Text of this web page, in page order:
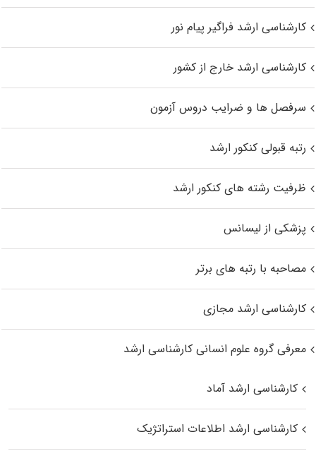
کارشناسی ارشد فراگیر پیام نور
کارشناسی ارشد خارج از کشور
سرفصل ها و ضرایب دروس آزمون
رتبه قبولی کنکور ارشد
ظرفیت رشته های کنکور ارشد
پزشکی از لیسانس
مصاحبه با رتبه های برتر
کارشناسی ارشد مجازی
معرفی گروه علوم انسانی کارشناسی ارشد
کارشناسی ارشد آماد
کارشناسی ارشد اطلاعات استراتژیک